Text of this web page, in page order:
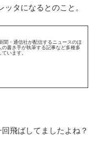
タになるとのこと。
聞・通信社が配信するニュースのほ
の書き手が執筆する記事など多種多
います。
飛ばしてましたよね？